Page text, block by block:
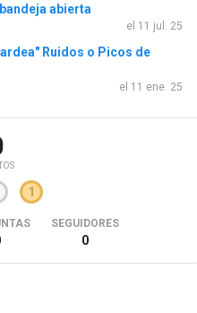
abierta
el 11 jul. 25
Ruidos o Picos de
el 11 ene. 25
1
SEGUIDORES
0